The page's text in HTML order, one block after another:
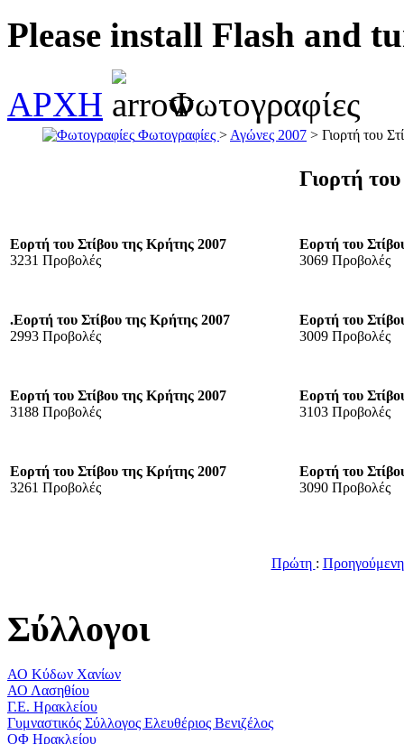
Please install Flash and
ΑΡΧΗ
Φωτογραφίες
Φωτογραφίες > Αγώνες 2007 > Γιορτή του
Γιορτή
Εορτή του Στίβου της Κρήτης 2007
3231 Προβολές
Εορτή του
3069 Προβολές
.Εορτή του Στίβου της Κρήτης 2007
2993 Προβολές
Εορτή του
3009 Προβολές
Εορτή του Στίβου της Κρήτης 2007
3188 Προβολές
Εορτή του
3103 Προβολές
Εορτή του Στίβου της Κρήτης 2007
3261 Προβολές
Εορτή του
3090 Προβολές
Πρώτη :
Σύλλογοι
ΑΟ Κύδων Χανίων
ΑΟ Λασηθίου
Γ.Ε. Ηρακλείου
Γυμναστικός Σύλλογος Ελευθέριος Βενιζέλος
ΟΦ Ηρακλείου